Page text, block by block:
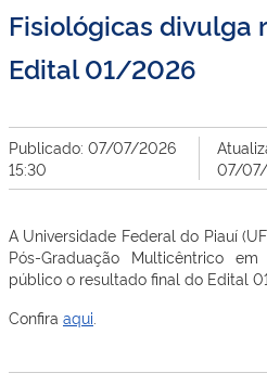
Fisiológicas divulga
Edital 01/2026
Publicado: 07/07/2026
15:30
07/
A Universidade Federal do Piauí
Pós-Graduação Multicêntrico
público o resultado final do Edital
Confira aqui